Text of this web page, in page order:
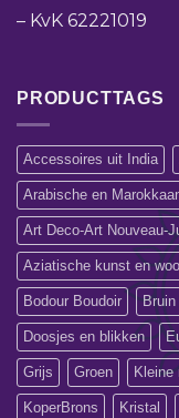
– KvK 62221019
PRODUCTTAGS
Accessoires uit India
Arabische en
Art Deco-Art Nouveau-
Aziatische kunst en
Bodour Boudoir Bruin
Doosjes en blikken
Grijs Groen Kleine
KoperBrons Kristal